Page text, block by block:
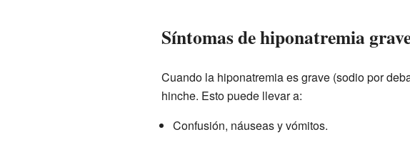
Síntomas de hiponatremia
Cuando la hiponatremia es grave (sodio por
hinche. Esto puede llevar a:
Confusión, náuseas y vómitos.